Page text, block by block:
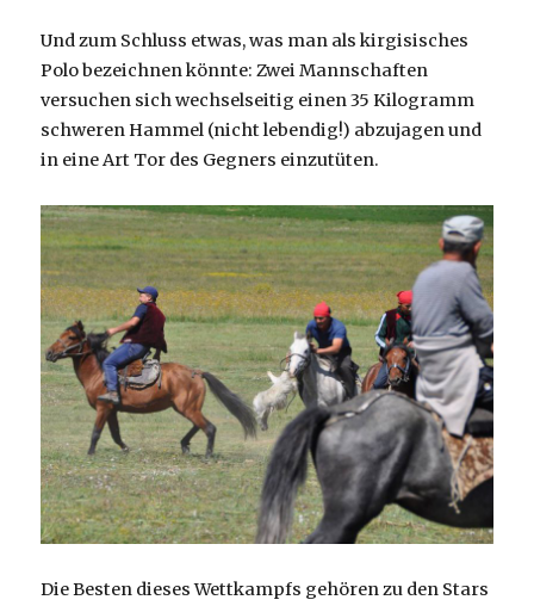
Und zum Schluss etwas, was man als kirgisisches
Polo bezeichnen könnte: Zwei Mannschaften
versuchen sich wechselseitig einen 35 Kilogramm
schweren Hammel (nicht lebendig!) abzujagen und
in eine Art Tor des Gegners einzutüten.
Die Besten dieses Wettkampfs gehören zu den Stars